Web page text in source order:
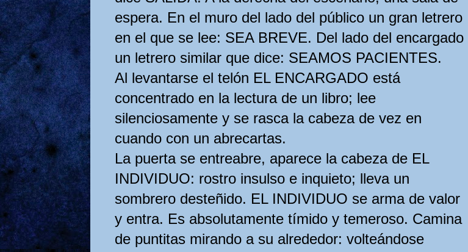
espera. En el muro del lado del público un gran letrero
en el que se lee: SEA BREVE. Del lado del encargado
un letrero similar que dice: SEAMOS PACIENTES.
Al levantarse el telón EL ENCARGADO está
concentrado en la lectura de un libro; lee
silenciosamente y se rasca la cabeza de vez en
cuando con un abrecartas.
La puerta se entreabre, aparece la cabeza de EL
INDIVIDUO: rostro insulso e inquieto; lleva un
sombrero desteñido. EL INDIVIDUO se arma de valor
y entra. Es absolutamente tímido y temeroso. Camina
de puntitas mirando a su alrededor: volteándose